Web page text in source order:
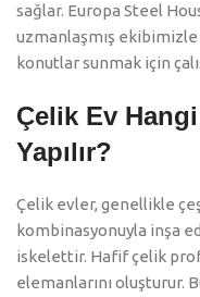
sağlar. Europa Steel
uzmanlaşmış
konutlar sunmak için
Çelik Ev
Yapılır?
Çelik evler, genellikle
kombinasyonuyla inşa
iskelettir. Hafif çelik
elemanlarını oluşturur.